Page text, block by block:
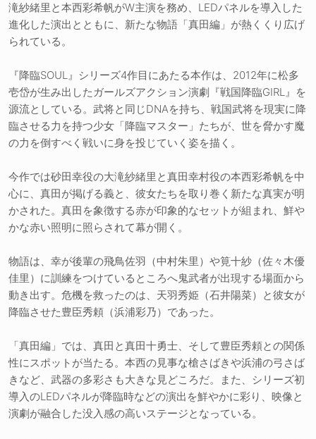
滝紗緒里と本西彩希帆がW主演を務め、LEDパネルを導入した
進化した演出とともに、新たな物語「真田編」が熱くくり広げ
られている。
『降臨SOUL』シリーズ4作目にあたる本作は、2012年に松多
壱岱が生み出したガールズアクション演劇『戦国降臨GIRL』を
源流としている。武将と同じDNAを持ち、戦国武将を現実に降
臨させる力を持つ少女「降臨マスター」たちが、世を脅かす魔
の力を倒すべく戦いに身を投じていく姿を描く。
今作では砂田幸役の大滝紗緒里と真田幸村役の本西彩希帆を中
心に、真田が掲げる義と、彼女たちを取り巻く新たな真実が明
かされた。真田を象徴する赤が印象的なセットが組まれ、鮮や
かな赤い照明に照らされて幕が開く。
物語は、幸が後輩の飛鳥佐羽（中村朱里）や筧十紗（佐々木優
佳里）に訓練をつけているところへ鬼武者が出現する場面から
動き出す。危機を救ったのは、天羽秀姫（石井陽菜）と彼女が
降臨させた豊臣秀頼（浜浦彩乃）であった。
「真田編」では、真田と真田十勇士、そして豊臣秀頼との関係
性にスポットが当たる。本西の見事な槍さばきや浜浦の弓さば
きなど、武器の多彩さも大きな見どころだ。また、シリーズ初
導入のLEDパネルが降臨時などの演出を鮮やかに彩り、映像と
演劇が融合した没入感の高いステージとなっている。